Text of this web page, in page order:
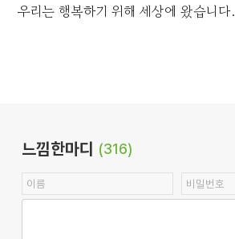
우리는 행복하기 위해 세상에 왔습니다.
느낌한마디 (316)